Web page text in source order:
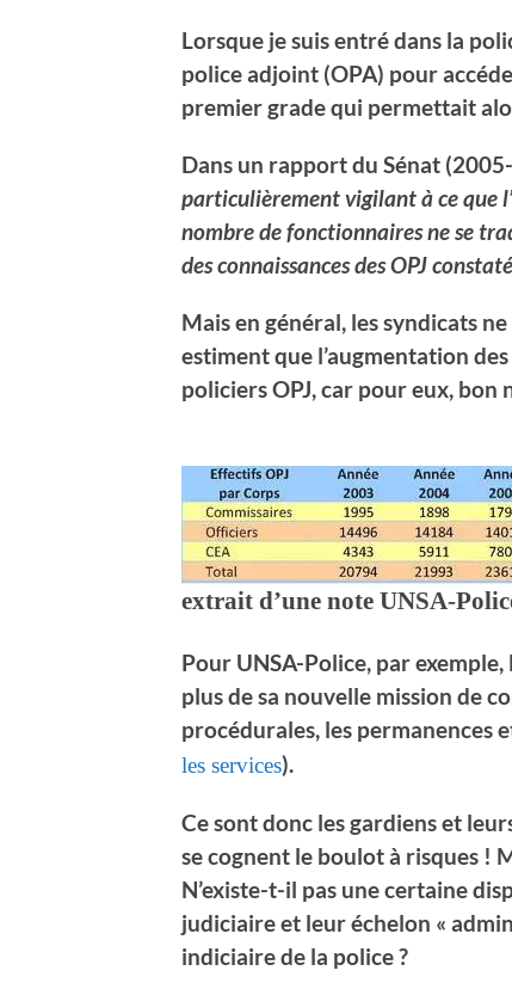
Lorsque je suis entré dans la
police adjoint (OPA) pour
premier grade qui permettait
Dans un rapport du Sénat
particulièrement vigilant à ce que
nombre de fonctionnaires ne se
des connaissances des OPJ
Mais en général, les syndicats
estiment que l’augmentation
policiers OPJ, car pour eux, bon
extrait d’une note UNSA-
Pour UNSA-Police, par
plus de sa nouvelle mission de
procédurales, les permanences
les services).
Ce sont donc les gardiens et
se cognent le boulot à risques !
N’existe-t-il pas une certaine
judiciaire et leur échelon «
indiciaire de la police ?